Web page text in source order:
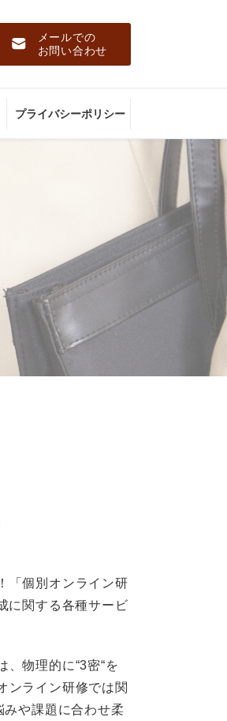
メールでの
お問い合わせ
プライバシーポリシー
「個別オンライン研
に関する各種サービ
、物理的に“3密“を
ンライン研修では関
みや課題に合わせ柔